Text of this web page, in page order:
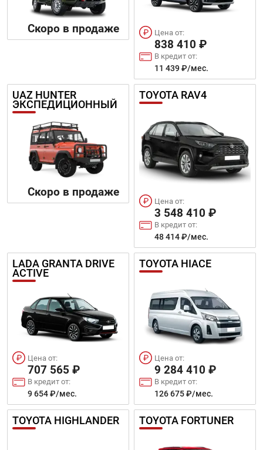
Скоро в продаже Цена от:
838 410 ₽
В кредит от:
11 439 ₽/мес.
UAZ HUNTER
ЭКСПЕДИЦИОННЫЙ
Скоро в продаже
TOYOTA RAV4
Цена от:
3 548 410 ₽
В кредит от:
48 414 ₽/мес.
LADA GRANTA DRIVE
ACTIVE
Цена от:
707 565 ₽
В кредит от:
9 654 ₽/мес.
TOYOTA HIACE
Цена от:
9 284 410 ₽
В кредит от:
126 675 ₽/мес.
TOYOTA HIGHLANDER TOYOTA FORTUNER